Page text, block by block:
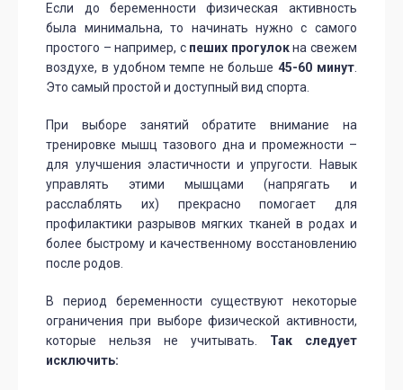
Если до беременности физическая активность
была минимальна, то начинать нужно с самого
простого – например, с пеших прогулокна свежем
воздухе, в удобном темпе не больше45-60 минут.
Это самый простой и доступный вид спорта.
При выборе занятий обратите внимание на
тренировке мышц тазового дна и промежности –
для улучшения эластичности и упругости. Навык
управлять этими мышцами (напрягать и
расслаблять их) прекрасно помогает для
профилактики разрывов мягких тканей в родах и
более быстрому и качественному восстановлению
после родов.
В период беременности существуют некоторые
ограничения при выборе физической активности,
которые нельзя не учитывать. Так следует
исключить: